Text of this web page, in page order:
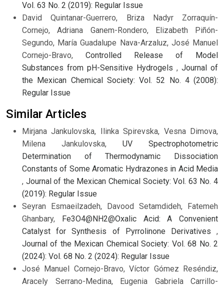
Vol. 63 No. 2 (2019): Regular Issue
David Quintanar-Guerrero, Briza Nadyr Zorraquín-
Cornejo, Adriana Ganem-Rondero, Elizabeth Piñón-
Segundo, María Guadalupe Nava-Arzaluz, José Manuel
Cornejo-Bravo, Controlled Release of Model
Substances from pH-Sensitive Hydrogels , Journal of
the Mexican Chemical Society: Vol. 52 No. 4 (2008):
Regular Issue
Similar Articles
Mirjana Jankulovska, Ilinka Spirevska, Vesna Dimova,
Milena Jankulovska, UV Spectrophotometric
Determination of Thermodynamic Dissociation
Constants of Some Aromatic Hydrazones in Acid Media
, Journal of the Mexican Chemical Society: Vol. 63 No. 4
(2019): Regular Issue
Seyran Esmaeilzadeh, Davood Setamdideh, Fatemeh
Ghanbary,
Fe3O4@NH2@Oxalic Acid: A Convenient
Catalyst for Synthesis of Pyrrolinone Derivatives ,
Journal of the Mexican Chemical Society: Vol. 68 No. 2
(2024): Vol. 68 No. 2 (2024): Regular Issue
José Manuel Cornejo-Bravo, Víctor Gómez Reséndiz,
Aracely Serrano-Medina, Eugenia Gabriela Carrillo-